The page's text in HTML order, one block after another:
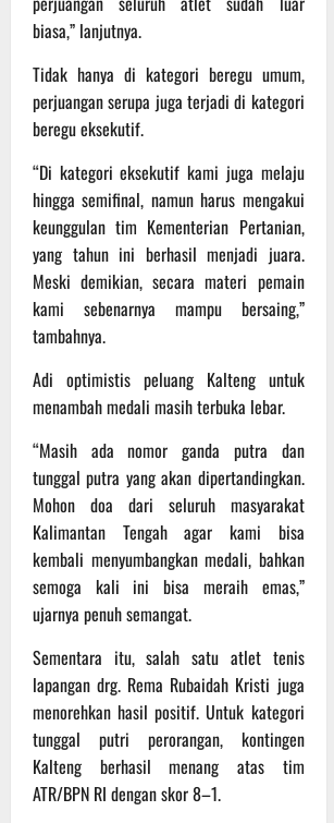
biasa,” lanjutnya.
Tidak hanya di kategori beregu umum,
perjuangan serupa juga terjadi di kategori
beregu eksekutif.
“Di kategori eksekutif kami juga melaju
hingga semifinal, namun harus mengakui
keunggulan tim Kementerian Pertanian,
yang tahun ini berhasil menjadi juara.
Meski demikian, secara materi pemain
kami sebenarnya mampu bersaing,”
tambahnya.
Adi optimistis peluang Kalteng untuk
menambah medali masih terbuka lebar.
“Masih ada nomor ganda putra dan
tunggal putra yang akan dipertandingkan.
Mohon doa dari seluruh masyarakat
Kalimantan Tengah agar kami bisa
kembali menyumbangkan medali, bahkan
semoga kali ini bisa meraih emas,”
ujarnya penuh semangat.
Sementara itu, salah satu atlet tenis
lapangan drg. Rema Rubaidah Kristi juga
menorehkan hasil positif. Untuk kategori
tunggal putri perorangan, kontingen
Kalteng berhasil menang atas tim
ATR/BPN RI dengan skor 8–1.